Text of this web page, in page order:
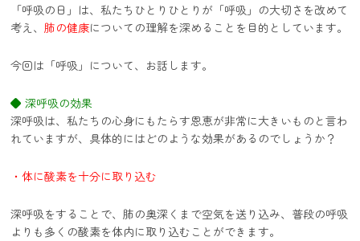
「呼吸の日」は、私たちひとりひとりが「呼吸」の大切さを改めて
考え、肺の健康についての理解を深めることを目的としています。
今回は「呼吸」について、お話します。
◆ 深呼吸の効果
深呼吸は、私たちの心身にもたらす恩恵が非常に大きいものと言わ
れていますが、具体的にはどのような効果があるのでしょうか？
・体に酸素を十分に取り込む
深呼吸をすることで、肺の奥深くまで空気を送り込み、普段の呼吸
よりも多くの酸素を体内に取り込むことができます。